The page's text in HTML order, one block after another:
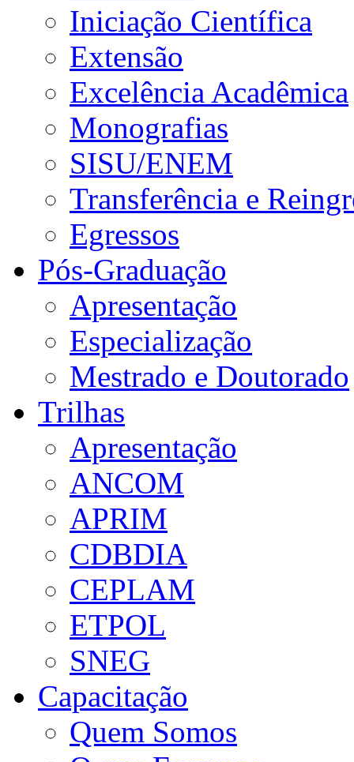
Iniciação Científica
Extensão
Excelência Acadêmica
Monografias
SISU/ENEM
Transferência e
Egressos
Pós-Graduação
Apresentação
Especialização
Mestrado e Doutorado
Trilhas
Apresentação
ANCOM
APRIM
CDBDIA
CEPLAM
ETPOL
SNEG
Capacitação
Quem Somos